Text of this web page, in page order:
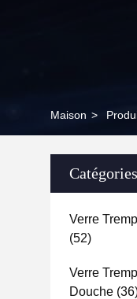
Maison >
Catégories
Verre
(52)
Verre
Douche